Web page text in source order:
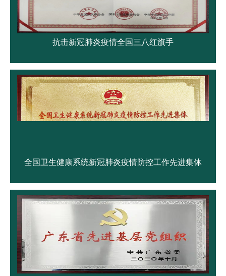
抗击新冠肺炎疫情全国三八红旗手
全国卫生健康系统新冠肺炎疫情防控工作先进集体